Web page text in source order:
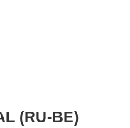
(RU-BE)